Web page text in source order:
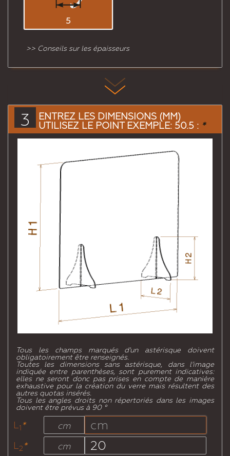
5
>> Conseils sur les épaisseurs
3
ENTREZ LES DIMENSIONS (MM)
UTILISEZ LE POINT EXEMPLE: 50.5 : *
Tous les champs marqués d'un astérisque doivent
obligatoirement être renseignés.
Toutes les dimensions sans astérisque, dans l'image
indiquée entre parenthèses, sont purement indicatives:
elles ne seront donc pas prises en compte de manière
exhaustive pour la création du verre mais résultent des
autres quotas insérés.
Tous les angles droits non répertoriés dans les images
doivent être prévus à 90 °
L1 *
cm
L2 *
cm